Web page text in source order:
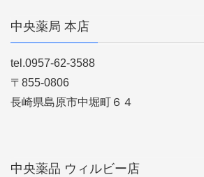
中央薬局 本店
tel.0957-62-3588
〒855-0806
長崎県島原市中堀町６４
中央薬品 ウィルビー店